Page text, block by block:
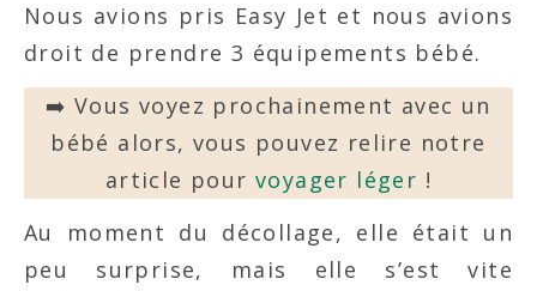
Nous avions pris Easy Jet et nous avions
droit de prendre 3 équipements bébé.
➡️ Vous voyez prochainement avec un
bébé alors, vous pouvez relire notre
article pourvoyager léger !
Au moment du décollage, elle était un
peu surprise, mais elle s’est vite